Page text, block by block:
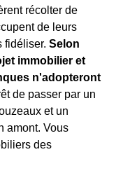
récolter de
de leurs
fidéliser. Selon
immobilier et
n'adopteront
de passer par un
et un
amont. Vous
des